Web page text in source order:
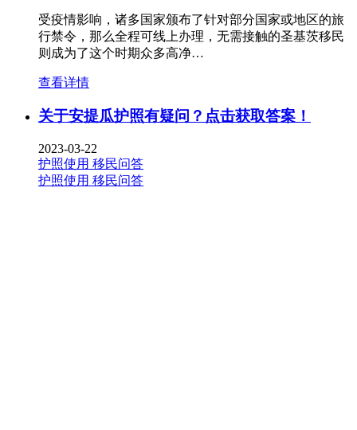
受疫情影响，诸多国家颁布了针对部分国家或地区的旅
行禁令，那么全程可线上办理，无需接触的圣基茨移民
则成为了这个时期众多高净…
查看详情
关于安提瓜护照有疑问？点击获取答案！
2023-03-22
护照使用 移民问答
护照使用 移民问答